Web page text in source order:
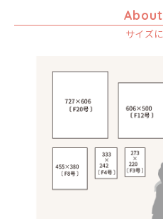
サイズ